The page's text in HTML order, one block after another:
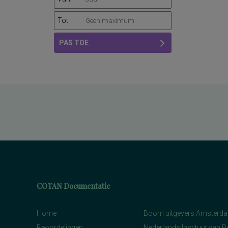
Tot:
PAS TOE
COTAN Documentatie
Home
Boom uitgevers